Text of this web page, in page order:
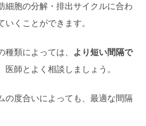
細胞の分解・排出サイクルに合わ
くことができます。
類によっては、
より短い間隔で
医師とよく相談しましょう。
の度合いによっても、最適な間隔